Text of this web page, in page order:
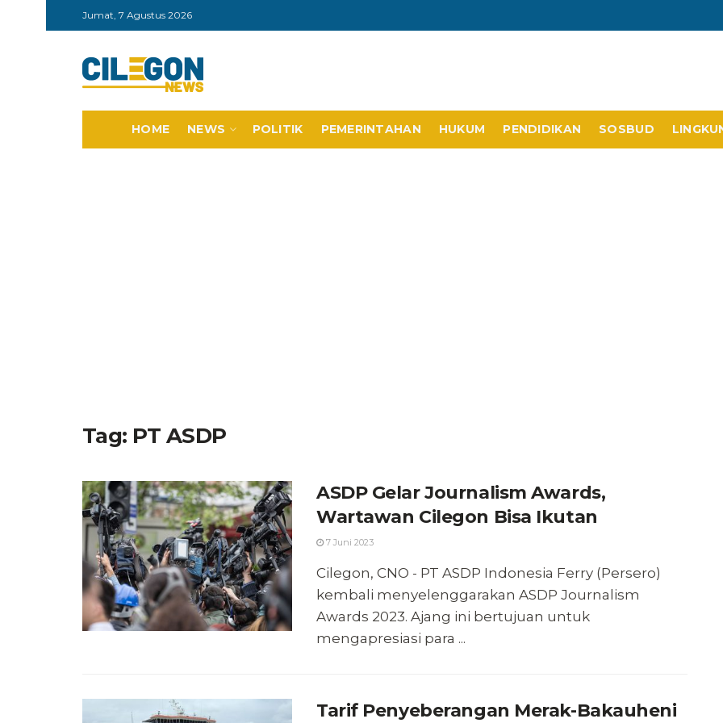
Jumat, 7 Agustus 2026
HOME NEWS POLITIK PEMERINTAHAN HUKUM PENDIDIKAN SOSBUD
Tag: PT ASDP
ASDP Gelar Journalism Awards,
Wartawan Cilegon Bisa Ikutan
7 Juni 2023
Cilegon, CNO - PT ASDP Indonesia Ferry (Persero)
kembali menyelenggarakan ASDP Journalism
Awards 2023. Ajang ini bertujuan untuk
mengapresiasi para ...
Tarif Penyeberangan Merak-Bakauheni